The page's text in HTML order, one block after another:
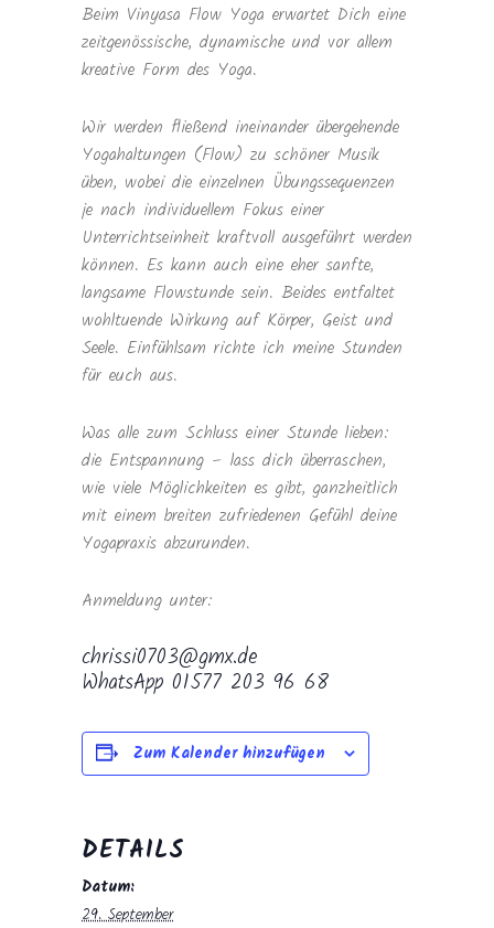
Beim Vinyasa Flow Yoga erwartet Dich eine
zeitgenössische, dynamische und vor allem
kreative Form des Yoga.
Wir werden fließend ineinander übergehende
Yogahaltungen (Flow) zu schöner Musik
üben, wobei die einzelnen Übungssequenzen
je nach individuellem Fokus einer
Unterrichtseinheit kraftvoll ausgeführt werden
können. Es kann auch eine eher sanfte,
langsame Flowstunde sein. Beides entfaltet
wohltuende Wirkung auf Körper, Geist und
Seele. Einfühlsam richte ich meine Stunden
für euch aus.
Was alle zum Schluss einer Stunde lieben:
die Entspannung – lass dich überraschen,
wie viele Möglichkeiten es gibt, ganzheitlich
mit einem breiten zufriedenen Gefühl deine
Yogapraxis abzurunden.
Anmeldung unter:
chrissi0703@gmx.de
WhatsApp 01577 203 96 68
Zum Kalender hinzufügen
DETAILS
Datum:
29. September